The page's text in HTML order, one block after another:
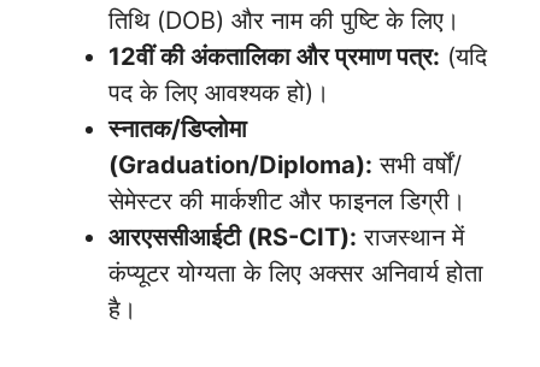
तिथि (DOB) और नाम की पुष्टि के लिए।
12वीं की अंकतालिका और प्रमाण पत्र: (यदि
पद के लिए आवश्यक हो)।
स्नातक/डिप्लोमा
(Graduation/Diploma): सभी वर्षों/
सेमेस्टर की मार्कशीट और फाइनल डिग्री।
आरएससीआईटी (RS-CIT): राजस्थान में
कंप्यूटर योग्यता के लिए अक्सर अनिवार्य होता
है।